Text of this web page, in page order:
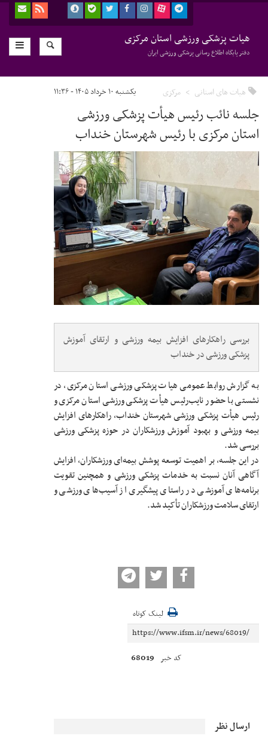
هیات پزشکی ورزشی استان مرکزی
دفتر پایگاه اطلاع رسانی پزشکی ورزشی ایران
هیات های استانی مرکزی یکشنبه ۱۰ خرداد ۱۴۰۵ - ۱۱:۳۶
جلسه نائب رئیس هیأت پزشکی ورزشی
استان مرکزی با رئیس شهرستان خنداب
بررسی راهکارهای افزایش بیمه ورزشی و ارتقای آموزش
پزشکی ورزشی در خنداب
به گزارش روابط عمومی هیات پزشکی ورزشی استان مرکزی، در
نشستی با حضور نایب‌رئیس هیأت پزشکی ورزشی استان مرکزی و
رئیس هیأت پزشکی ورزشی شهرستان خنداب، راهکارهای افزایش
بیمه ورزشی و بهبود آموزش ورزشکاران در حوزه پزشکی ورزشی
بررسی شد.
در این جلسه، بر اهمیت توسعه پوشش بیمه‌ای ورزشکاران، افزایش
آگاهی آنان نسبت به خدمات پزشکی ورزشی و همچنین تقویت
برنامه‌های آموزشی در راستای پیشگیری از آسیب‌های ورزشی و
ارتقای سلامت ورزشکاران تأکید شد.
لینک کوتاه
کد خبر 68019
ارسال نظر